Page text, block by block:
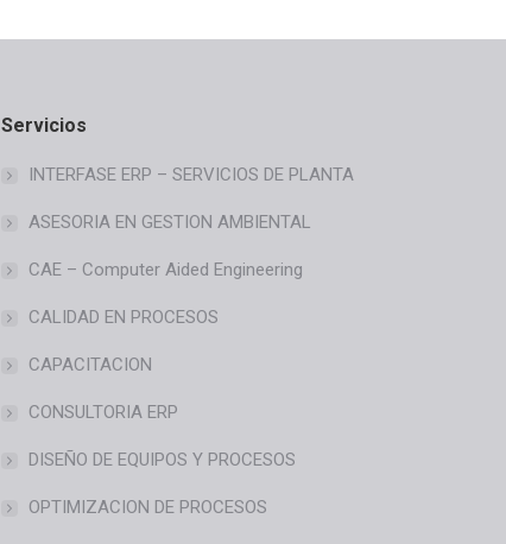
Servicios
INTERFASE ERP – SERVICIOS DE PLANTA
ASESORIA EN GESTION AMBIENTAL
CAE – Computer Aided Engineering
CALIDAD EN PROCESOS
CAPACITACION
CONSULTORIA ERP
DISEÑO DE EQUIPOS Y PROCESOS
OPTIMIZACION DE PROCESOS